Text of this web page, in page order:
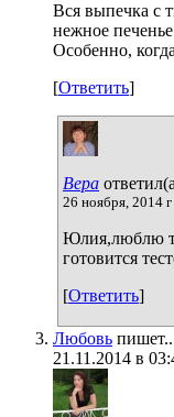
Вся выпечка с
нежное
Особенно,
[Ответить]
Вера
26 ноября, 2014
Юлия,люблю
готовится
[Ответить]
Любовь
21.11.2014 в